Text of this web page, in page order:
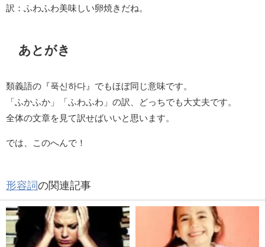
訳：ふわふわ美味しい卵焼きだね。
あとがき
類義語の『푹신하다』でもほぼ同じ意味です。
「ふかふか」「ふわふわ」の訳、どっちでも大丈夫です。
全体の文章を見て訳せばいいと思います。
では、このへんで！
形容詞の関連記事